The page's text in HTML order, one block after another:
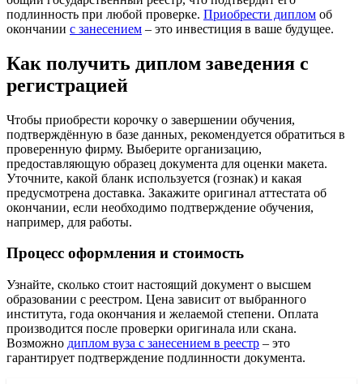
подлинность при любой проверке. Приобрести диплом об
окончании с занесением – это инвестиция в ваше будущее.
Как получить диплом заведения с
регистрацией
Чтобы приобрести корочку о завершении обучения,
подтверждённую в базе данных, рекомендуется обратиться в
проверенную фирму. Выберите организацию,
предоставляющую образец документа для оценки макета.
Уточните, какой бланк используется (гознак) и какая
предусмотрена доставка. Закажите оригинал аттестата об
окончании, если необходимо подтверждение обучения,
например, для работы.
Процесс оформления и стоимость
Узнайте, сколько стоит настоящий документ о высшем
образовании с реестром. Цена зависит от выбранного
института, года окончания и желаемой степени. Оплата
производится после проверки оригинала или скана.
Возможно диплом вуза с занесением в реестр – это
гарантирует подтверждение подлинности документа.